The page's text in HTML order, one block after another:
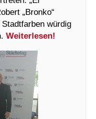
„Bronko“
würdig
Weiterlesen!